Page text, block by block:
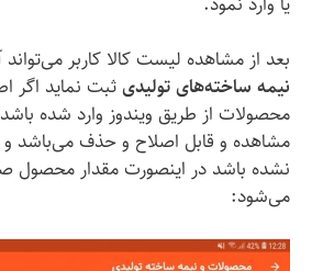
بعد از مشاهده لیست کالا کاربر می‌تواند
نیمه ساخته‌های تولیدیثبت نماید اگر
محصولات از طریق ویندوز وارد شده
مشاهده و قابل اصلاح و حذف می‌باشد و
نشده باشد در اینصورت مقدار محصول
می‌شود: